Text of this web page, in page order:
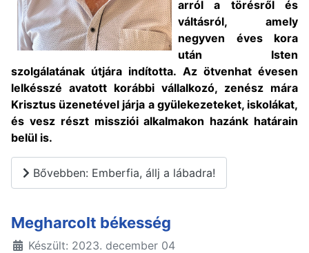
arról a törésről és
váltásról, amely
negyven éves kora
után Isten
szolgálatának útjára indította. Az ötvenhat évesen
lelkésszé avatott korábbi vállalkozó, zenész mára
Krisztus üzenetével járja a gyülekezeteket, iskolákat,
és vesz részt missziói alkalmakon hazánk határain
belül is.
Bővebben: Emberfia, állj a lábadra!
Megharcolt békesség
Készült: 2023. december 04